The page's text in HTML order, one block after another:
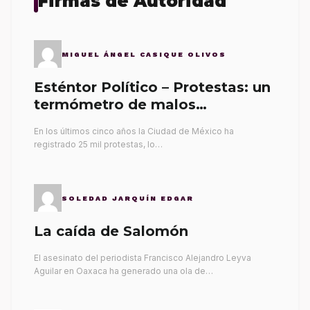
MIGUEL ÁNGEL CASIQUE OLIVOS
Esténtor Político – Protestas: un
termómetro de malos
En los últimos cinco años la Ciudad de México ha
registrado 25 mil protestas, lo…
SOLEDAD JARQUÍN EDGAR
La caída de Salomón
El asesinato del periodista Francisco Alejandro Leyva
Aguilar en Oaxaca ha generado una ola de…